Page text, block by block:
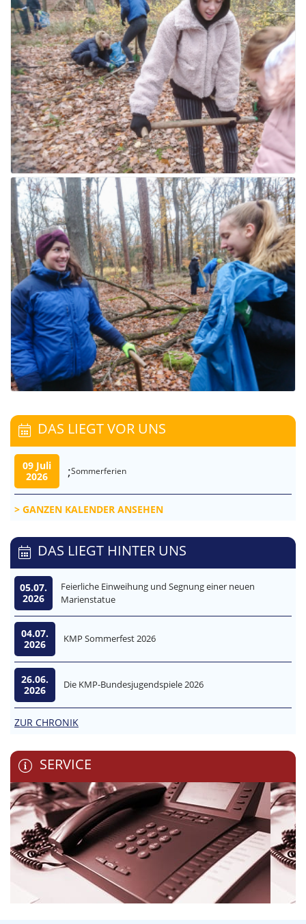
DAS LIEGT VOR UNS
09 Juli
2026
;Sommerferien
GANZEN KALENDER ANSEHEN
DAS LIEGT HINTER UNS
05.07.
2026
Feierliche Einweihung und Segnung einer neuen
Marienstatue
04.07.
2026
KMP Sommerfest 2026
26.06.
2026
Die KMP-Bundesjugendspiele 2026
ZUR CHRONIK
SERVICE